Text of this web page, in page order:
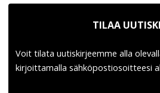
TILAA
Voit tilata uutiskirjeemme alla
kirjoittamalla sähköpostiosoitteesi